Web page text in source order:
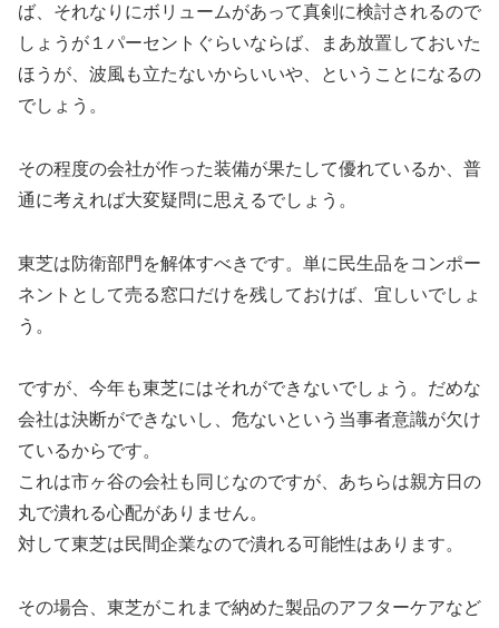
ば、それなりにボリュームがあって真剣に検討されるので
しょうが１パーセントぐらいならば、まあ放置しておいた
ほうが、波風も立たないからいいや、ということになるの
でしょう。
その程度の会社が作った装備が果たして優れているか、普
通に考えれば大変疑問に思えるでしょう。
東芝は防衛部門を解体すべきです。単に民生品をコンポー
ネントとして売る窓口だけを残しておけば、宜しいでしょ
う。
ですが、今年も東芝にはそれができないでしょう。だめな
会社は決断ができないし、危ないという当事者意識が欠け
ているからです。
これは市ヶ谷の会社も同じなのですが、あちらは親方日の
丸で潰れる心配がありません。
対して東芝は民間企業なので潰れる可能性はあります。
その場合、東芝がこれまで納めた製品のアフターケアなど